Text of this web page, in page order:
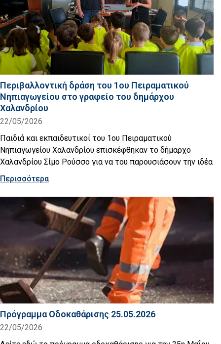
Περιβαλλοντική δράση του 1ου Πειραματικού
Νηπιαγωγείου στο γραφείο του δημάρχου
Χαλανδρίου
22/05/2026
Παιδιά και εκπαιδευτικοί του 1ου Πειραματικού
Νηπιαγωγείου Χαλανδρίου επισκέφθηκαν το δήμαρχο
Χαλανδρίου Σίμο Ρούσσο για να του παρουσιάσουν την ιδέα
Περισσότερα
Πρόγραμμα Οδοκαθάρισης 25.05.2026
22/05/2026